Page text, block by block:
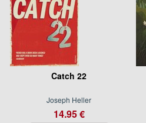
Catch 22
Joseph Heller
14.95 €